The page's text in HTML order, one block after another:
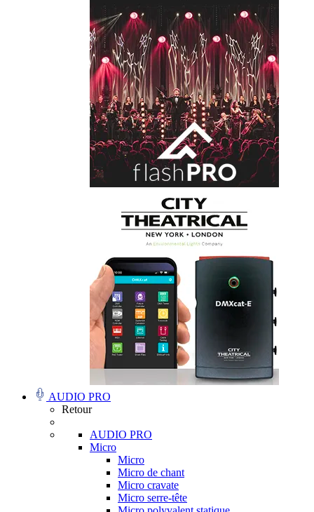
AUDIO PRO
Retour
AUDIO PRO
Micro
Micro
Micro de chant
Micro cravate
Micro serre-tête